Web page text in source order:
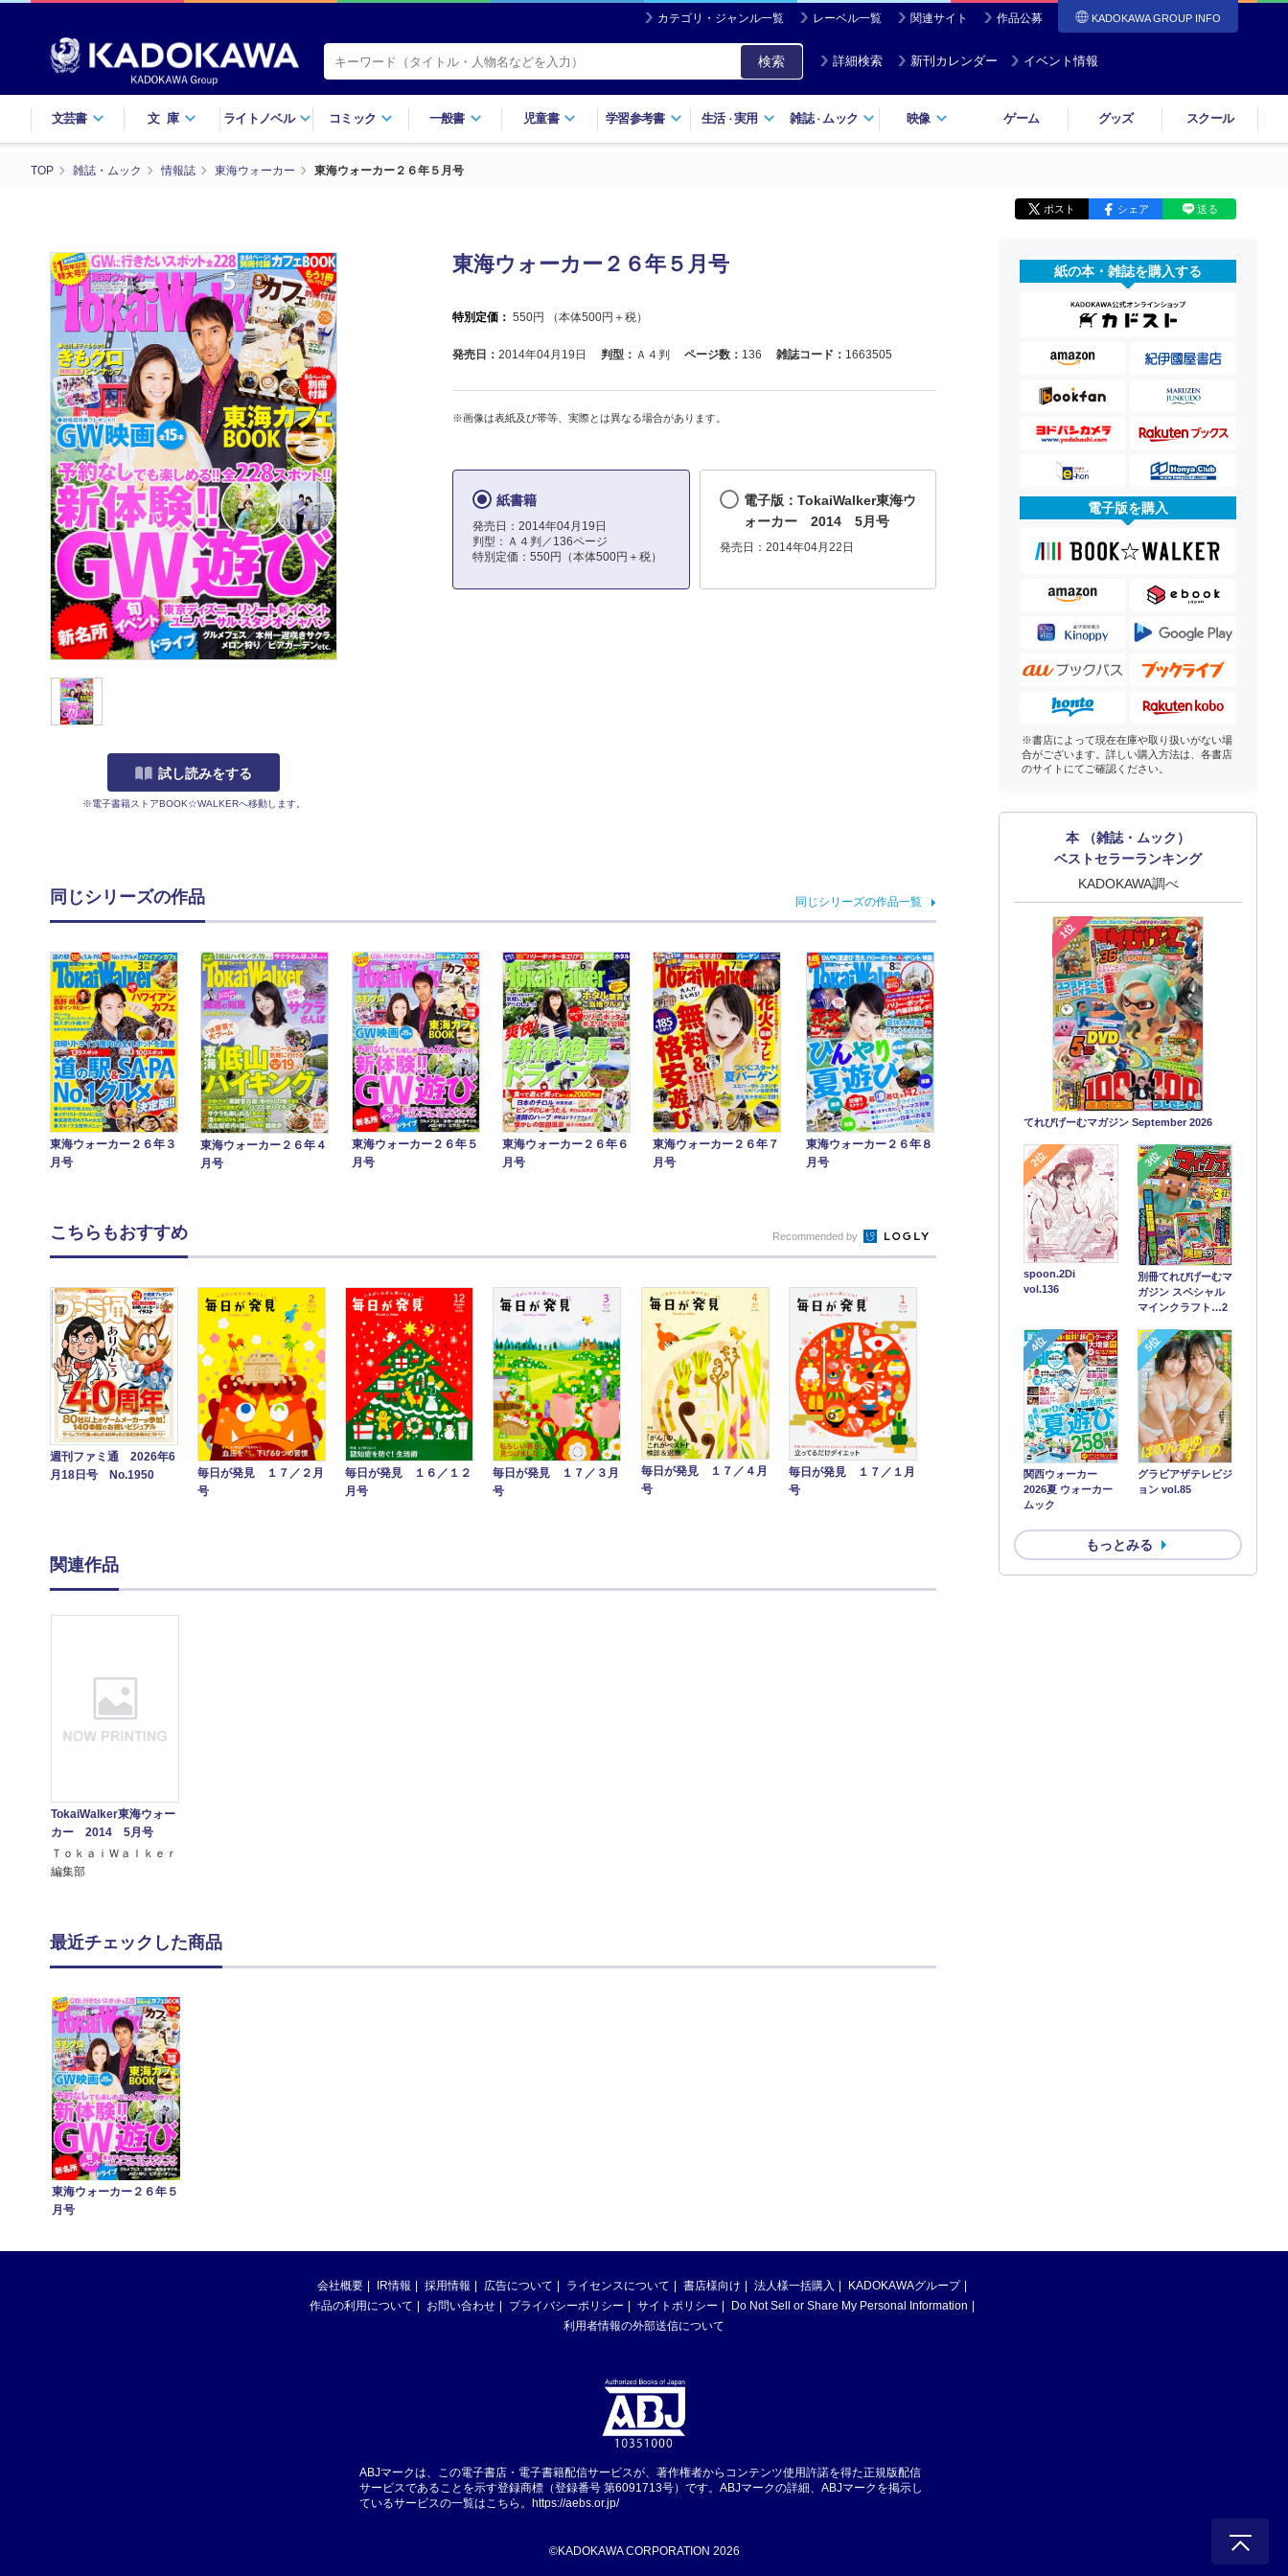
カテゴリ・ジャンル一覧 レーベル一覧 関連サイト 作品公募 KADOKAWA GROUP INFO
検索 詳細検索 新刊カレンダー イベント情報
文芸書 文庫 ライトノベル コミック 一般書 児童書 学習参考書 生活・実用 雑誌・ ムック 映像 ゲーム グッズ スクール
TOP 雑誌・ムック 情報誌 東海ウォーカー 東海ウォーカー２６年５月号
ポスト シェア 送る
試し読みをする
※電子書籍ストアBOOK☆WALKERへ移動します。
東海ウォーカー２６年５月号
特別定価： 550円 （本体500円＋税）
発売日： 2014年04月19日 判型： Ａ４判 ページ数： 136 雑誌コード： 1663505
※画像は表紙及び帯等、実際とは異なる場合があります。
紙書籍
発売日：2014年04月19日
判型：Ａ４判／136ページ
特別定価：550円（本体500円＋税）
電子版：TokaiWalker東海ウ
ォーカー 2014 5月号
発売日：2014年04月22日
同じシリーズの作品 同じシリーズの作品一覧
東海ウォーカー２６年３
月号
東海ウォーカー２６年４
月号
東海ウォーカー２６年５
月号
東海ウォーカー２６年６
月号
東海ウォーカー２６年７
月号
東海ウォーカー２６年８
月号
紙の本・雑誌を購入する
電子版を購入
※書店によって現在在庫や取り扱いがない場
合がございます。詳しい購入方法は、各書店
のサイトにてご確認ください。
本 （雑誌・ムック）
ベストセラーランキング
KADOKAWA調べ
1位
てれびげーむマガジン September 2026
2位
spoon.2Di
vol.136
3位
別冊てれびげーむマ
ガジン スペシャル
マインクラフト…2
4位
関西ウォーカー
2026夏 ウォーカー
ムック
5位
グラビアザテレビジ
ョン vol.85
もっとみる
こちらもおすすめ Recommended by
週刊ファミ通 2026年6
月18日号 No.1950
毎日が発見 １７／２月
号
毎日が発見 １６／１２
月号
毎日が発見 １７／３月
号
毎日が発見 １７／４月
号
毎日が発見 １７／１月
号
関連作品
TokaiWalker東海ウォー
カー 2014 5月号
ＴｏｋａｉＷａｌｋｅｒ
編集部
最近チェックした商品
東海ウォーカー２６年５
月号
会社概要 IR情報 採用情報 広告について ライセンスについて 書店様向け 法人様一括購入
KADOKAWAグループ
作品の利用について
お問い合わせ プライバシーポリシー サイトポリシー
Do Not Sell or Share My Personal Information
利用者情報の外部送信について
ABJマークは、この電子書店・電子書籍配信サービスが、著作権者からコンテンツ使用許諾を得た正規版配信
サービスであることを示す登録商標（登録番号 第6091713号）です。ABJマークの詳細、ABJマークを掲示し
ているサービスの一覧はこちら。 https://aebs.or.jp/
©KADOKAWA CORPORATION 2026